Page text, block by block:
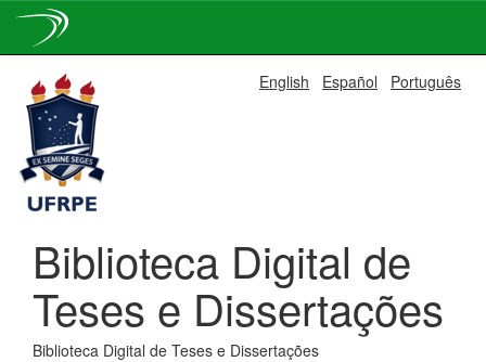
navigation
English Español Português
Biblioteca Digital de
Teses e Dissertações
Biblioteca Digital de Teses e Dissertações